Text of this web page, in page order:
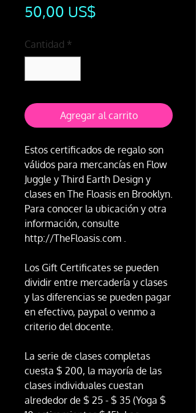
50,00 US$
Cantidad *
Agregar al carrito
Estos certificados de regalo son
válidos para mercancías en Flow
Juggle y Third Earth Design y
clases en The Floasis en Brooklyn.
Para conocer la ubicación y otra
información, consulte
http://TheFloasis.com .
Los Gift Certificates se pueden
dividir entre mercadería y clases
y las diferencias se pueden pagar
en efectivo, paypal o venmo a
criterio del docente.
La serie de clases completas
cuesta $ 200, la mayoría de las
clases individuales cuestan
alrededor de $ 25 - $ 35 (Yoga $